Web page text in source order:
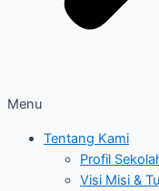
Menu
Tentang Kami
Profil
Visi Misi &